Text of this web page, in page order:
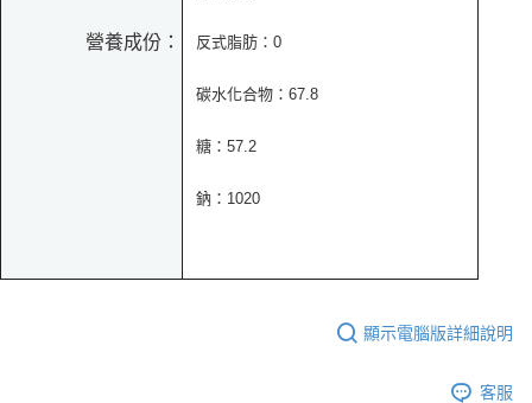
營養成份： 反式脂肪：0
碳水化合物：67.8
糖：57.2
鈉：1020
顯示電腦版詳細說明
客服